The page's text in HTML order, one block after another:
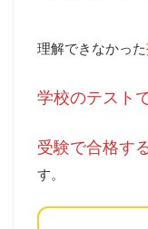
理解できなかった
学校のテスト
受験で合格す
す。